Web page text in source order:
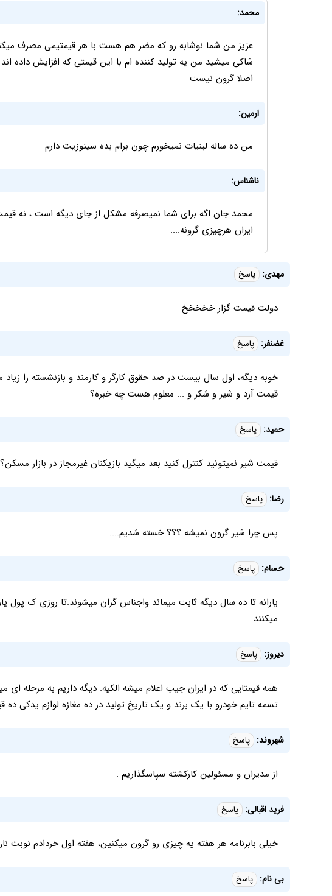
محمد:
عزیز من شما نوشابه رو که مضر هم هست با هر قیمتیمی مصرف
اصلا گرون نیست
ارمین:
من ده ساله لبنیات نمیخورم چون برام بده سینوزیت دارم
ناشناس:
محمد جان اگه برای شما نمیصرفه مشکل از جای دیگه است ، نه
ایران هرچیزی گرونه....
مهدی: پاسخ
دولت قیمت گزار خخخخخ
غضنفر: پاسخ
خوبه دیگه، اول سال بیست در صد حقوق کارگر و کارمند و بازنشسته را
قیمت آرد و شیر و شکر و ... معلوم هست چه خبره؟
حمید: پاسخ
قیمت شیر نمیتونید کنترل کنید بعد میگید بازیکنان غیرمجاز در بازار
رضا: پاسخ
پس چرا شیر گرون نمیشه ؟؟؟ خسته شدیم....
حسام: پاسخ
میکنند
دیروز: پاسخ
همه قیمتایی که در ایران جیب اعلام میشه الکیه. دیگه داریم به مرحله
تسمه تایم خودرو با یک برند و یک تاریخ تولید در ده مغازه لوازم یدکی
شهروند: پاسخ
از مدیران و مسئولین کارکشته سپاسگذاریم .
فرید اقبالی: پاسخ
خیلی بابرنامه هر هفته یه چیزی رو گرون میکنین، هفته اول خردادم
بی نام: پاسخ